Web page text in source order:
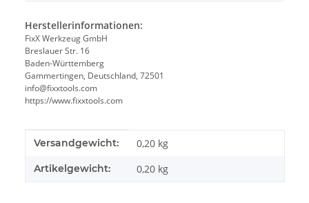
Herstellerinformationen:
FixX Werkzeug GmbH
Breslauer Str. 16
Baden-Württemberg
Gammertingen, Deutschland, 72501
info@fixxtools.com
https://www.fixxtools.com
Produkteigenschaft
Wert
Versandgewicht: 0,20 kg
Artikelgewicht: 0,20 kg